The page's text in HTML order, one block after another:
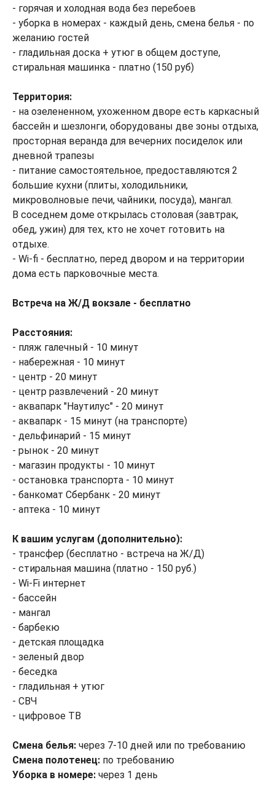
- горячая и холодная вода без перебоев
- уборка в номерах - каждый день, смена белья - по
желанию гостей
- гладильная доска + утюг в общем доступе,
стиральная машинка - платно (150 руб)
Территория:
- на озелененном, ухоженном дворе есть каркасный
бассейн и шезлонги, оборудованы две зоны отдыха,
просторная веранда для вечерних посиделок или
дневной трапезы
- питание самостоятельное, предоставляются 2
большие кухни (плиты, холодильники,
микроволновые печи, чайники, посуда), мангал.
В соседнем доме открылась столовая (завтрак,
обед, ужин) для тех, кто не хочет готовить на
отдыхе.
- Wi-fi - бесплатно, перед двором и на территории
дома есть парковочные места.
Встреча на Ж/Д вокзале - бесплатно
Расстояния:
- пляж галечный - 10 минут
- набережная - 10 минут
- центр - 20 минут
- центр развлечений - 20 минут
- аквапарк "Наутилус" - 20 минут
- аквапарк - 15 минут (на транспорте)
- дельфинарий - 15 минут
- рынок - 20 минут
- магазин продукты - 10 минут
- остановка транспорта - 10 минут
- банкомат Сбербанк - 20 минут
- аптека - 10 минут
К вашим услугам (дополнительно):
- трансфер (бесплатно - встреча на Ж/Д)
- стиральная машина (платно - 150 руб.)
- Wi-Fi интернет
- бассейн
- мангал
- барбекю
- детская площадка
- зеленый двор
- беседка
- гладильная + утюг
- СВЧ
- цифровое ТВ
Смена белья: через 7-10 дней или по требованию
Смена полотенец: по требованию
Уборка в номере: через 1 день